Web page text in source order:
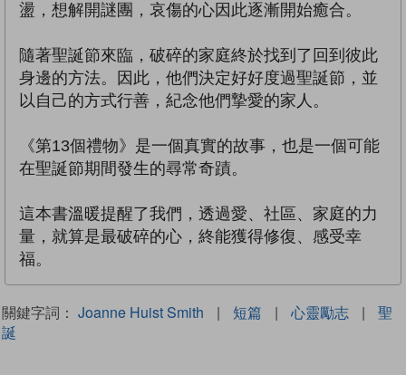
盪，想解開謎團，哀傷的心因此逐漸開始癒合。
隨著聖誕節來臨，破碎的家庭終於找到了回到彼此
身邊的方法。因此，他們決定好好度過聖誕節，並
以自己的方式行善，紀念他們摯愛的家人。
《第13個禮物》是一個真實的故事，也是一個可能
在聖誕節期間發生的尋常奇蹟。
這本書溫暖提醒了我們，透過愛、社區、家庭的力
量，就算是最破碎的心，終能獲得修復、感受幸
福。
關鍵字詞： Joanne Huist Smith | 短篇 | 心靈勵志 |
聖
誕